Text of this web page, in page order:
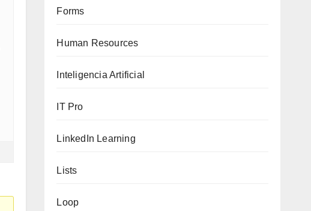
Forms
Human Resources
Inteligencia Artificial
IT Pro
LinkedIn Learning
Lists
Loop